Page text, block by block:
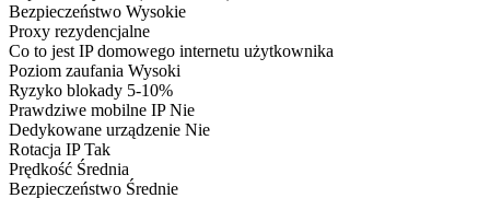
Bezpieczeństwo Wysokie
Proxy rezydencjalne
Co to jestIP domowego internetu użytkownika
Poziom zaufania Wysoki
Ryzyko blokady 5-10%
Prawdziwe mobilne IPNie
Dedykowane urządzenie Nie
Rotacja IPTak
Prędkość Średnia
Bezpieczeństwo Średnie